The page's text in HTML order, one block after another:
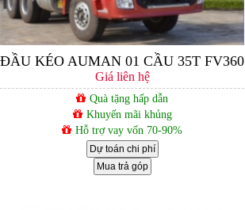
ĐẦU KÉO AUMAN 01 CẦU 35T FV360
Giá liên hệ
Quà tặng hấp dẫn
Khuyến mãi khủng
Hỗ trợ vay vốn 70-90%
Dự toán chi phí
Mua trả góp